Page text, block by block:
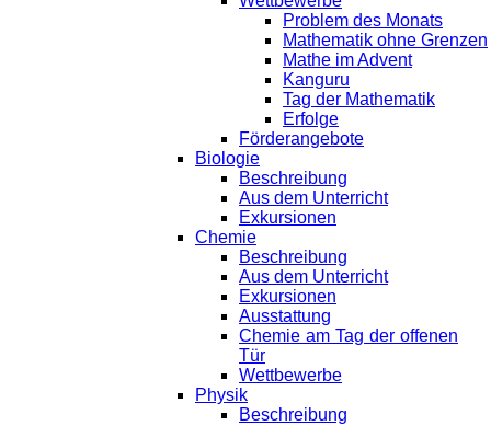
Problem des Monats
Mathematik ohne Grenzen
Mathe im Advent
Kanguru
Tag der Mathematik
Erfolge
Förderangebote
Biologie
Beschreibung
Aus dem Unterricht
Exkursionen
Chemie
Beschreibung
Aus dem Unterricht
Exkursionen
Ausstattung
Chemie am Tag der offenen
Tür
Wettbewerbe
Physik
Beschreibung